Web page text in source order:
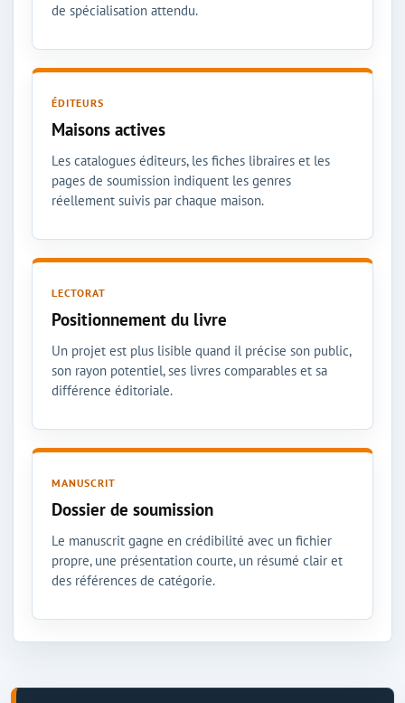
de spécialisation attendu.
ÉDITEURS
Maisons actives
Les catalogues éditeurs, les fiches libraires et les
pages de soumission indiquent les genres
réellement suivis par chaque maison.
LECTORAT
Positionnement du livre
Un projet est plus lisible quand il précise son public,
son rayon potentiel, ses livres comparables et sa
différence éditoriale.
MANUSCRIT
Dossier de soumission
Le manuscrit gagne en crédibilité avec un fichier
propre, une présentation courte, un résumé clair et
des références de catégorie.